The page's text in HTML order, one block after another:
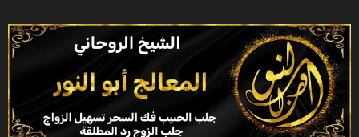
إلى
المحتوى